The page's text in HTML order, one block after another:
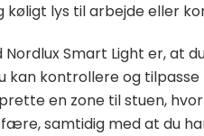
køligt lys til arbejde eller
Nordlux Smart Light er, at
kan kontrollere og
en zone til stuen,
samtidig med at du